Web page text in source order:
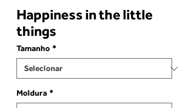
Happiness in the little
things
Tamanho *
Moldura *